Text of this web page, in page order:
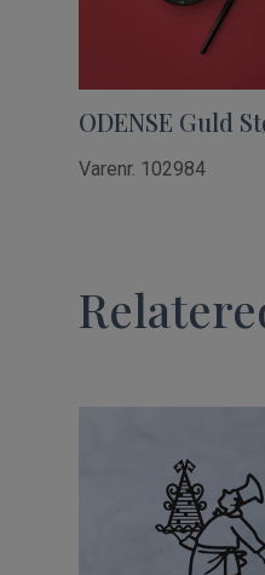
ODENSE Guld
Varenr. 102984